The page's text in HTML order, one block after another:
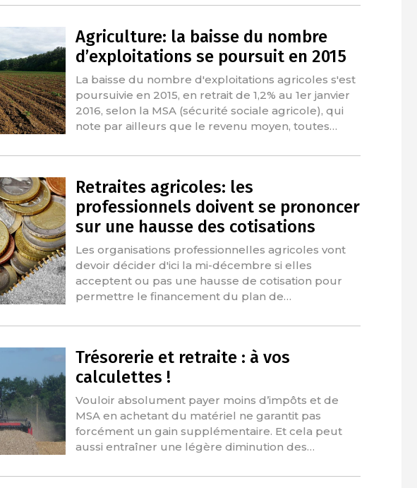
Agriculture: la baisse du nombre
d’exploitations se poursuit en 2015
La baisse du nombre d'exploitations agricoles s'est
poursuivie en 2015, en retrait de 1,2% au 1er janvier
2016, selon la MSA (sécurité sociale agricole), qui
note par ailleurs que le revenu moyen, toutes…
Retraites agricoles: les
professionnels doivent se prononcer
sur une hausse des cotisations
Les organisations professionnelles agricoles vont
devoir décider d'ici la mi-décembre si elles
acceptent ou pas une hausse de cotisation pour
permettre le financement du plan de…
Trésorerie et retraite : à vos
calculettes !
Vouloir absolument payer moins d’impôts et de
MSA en achetant du matériel ne garantit pas
forcément un gain supplémentaire. Et cela peut
aussi entraîner une légère diminution des…